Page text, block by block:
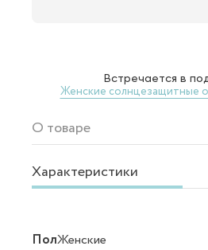
Встречается в
Женские солнцезащитные
О товаре
Характеристики
ПолЖенские